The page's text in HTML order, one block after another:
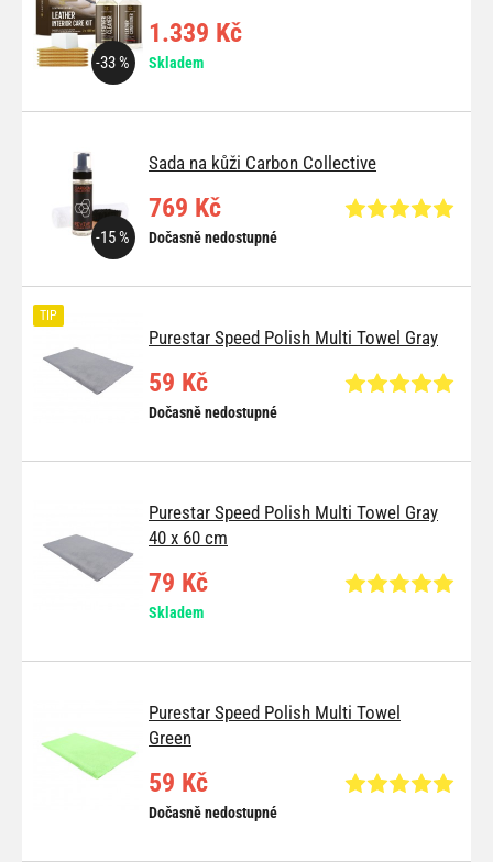
-33 %
1.339 Kč
Skladem
Sada na kůži Carbon Collective
-15 %
769 Kč
Dočasně nedostupné
Purestar Speed Polish Multi Towel Gray
TIP
59 Kč
Dočasně nedostupné
Purestar Speed Polish Multi Towel Gray
40 x 60 cm
79 Kč
Skladem
Purestar Speed Polish Multi Towel
Green
59 Kč
Dočasně nedostupné